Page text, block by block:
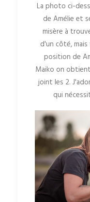
La photo ci-
de Amélie et
misère à
d'un côté,
position de
Maiko on
joint les 2.
qui